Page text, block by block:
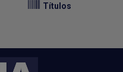
Títulos